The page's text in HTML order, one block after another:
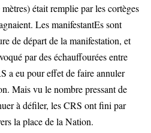
était remplie par les cortèges
LesmanifestantEssont
de départ de la manifestation, et
par des échauffourées entre
a eu pour effet de faire annuler
Mais vu le nombre pressant de
à défiler, les CRS ont fini par
la place de la Nation.